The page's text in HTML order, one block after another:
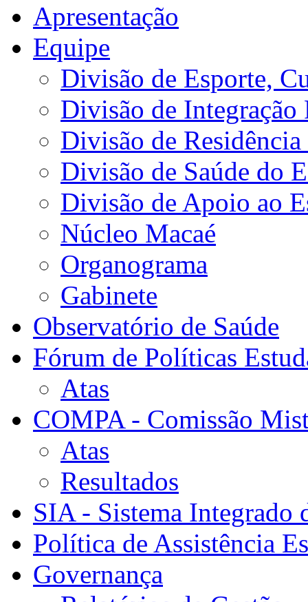
Apresentação
Equipe
Divisão de Esporte,
Divisão de Integração
Divisão de
Divisão de Saúde do
Divisão de Apoio ao
Núcleo Macaé
Organograma
Gabinete
Observatório de Saúde
Fórum de Políticas
Atas
COMPA - Comissão
Atas
Resultados
SIA - Sistema Integrado
Política de Assistência
Governança